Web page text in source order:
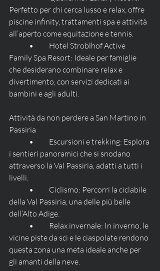
Perfetto per chi cerca lusso e relax, offre
piscine infinity, trattamenti spa e attività
all’aperto come equitazione e tennis.
Family Spa Resort: Ideale per famiglie
che desiderano combinare relax e
divertimento, con servizi dedicati ai
bambini e agli adulti.
Attività da non perdere a San Martino in
Passiria
i sentieri panoramici che si snodano
attraverso la Val Passiria, adatti a tutti i
livelli.
della Val Passiria, una delle più belle
dell’Alto Adige.
vicine piste da sci e le ciaspolate rendono
questa zona una meta ideale anche per
gli amanti della neve.